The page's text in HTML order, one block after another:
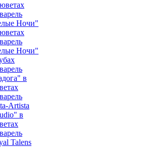
Ночи"
Ночи"
в
Artista
в
Talens